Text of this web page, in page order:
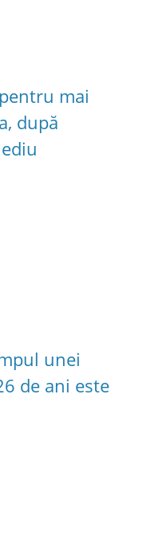
mai
după
unei
de ani este